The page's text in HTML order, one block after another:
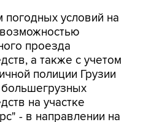
условий на
проезда
а также с учетом
полиции Грузии
на участке
- в направлении на